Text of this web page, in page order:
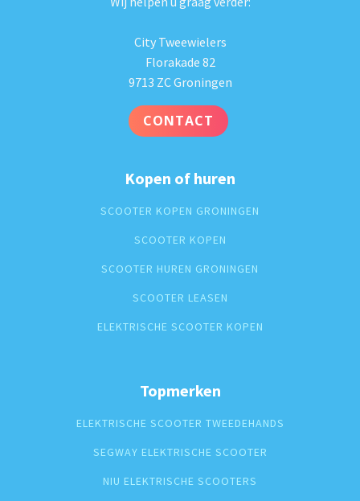
City Tweewielers
Florakade 82
9713 ZC Groningen
CONTACT
Kopen of huren
SCOOTER KOPEN GRONINGEN
SCOOTER KOPEN
SCOOTER HUREN GRONINGEN
SCOOTER LEASEN
ELEKTRISCHE SCOOTER KOPEN
Topmerken
ELEKTRISCHE SCOOTER TWEEDEHANDS
SEGWAY ELEKTRISCHE SCOOTER
NIU ELEKTRISCHE SCOOTERS